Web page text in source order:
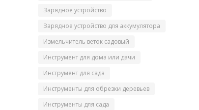
Зарядное устройство
Зарядное устройство для аккумулятора
Измельчитель веток садовый
Инструмент для дома или дачи
Инструмент для сада
Инструменты для обрезки деревьев
Инструменты для сада